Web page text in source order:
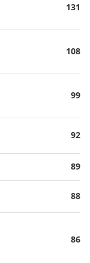
131
108
99
92
89
88
86